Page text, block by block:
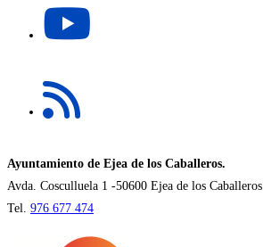
nueva
pestaña
en
nueva
pestaña
Ayuntamiento de Ejea de los Caballeros.
Avda. Cosculluela 1 -50600 Ejea de los Caballeros.
Tel. 976 677 474